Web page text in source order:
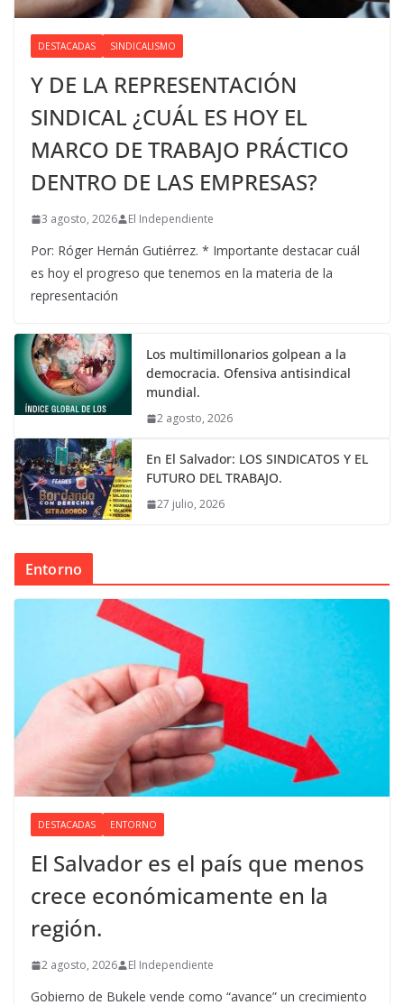
DESTACADAS SINDICALISMO
Y DE LA REPRESENTACIÓN
SINDICAL ¿CUÁL ES HOY EL
MARCO DE TRABAJO PRÁCTICO
DENTRO DE LAS EMPRESAS?
3 agosto, 2026 El Independiente
Por: Róger Hernán Gutiérrez. * Importante destacar cuál
es hoy el progreso que tenemos en la materia de la
representación
Los multimillonarios golpean a la
democracia. Ofensiva antisindical
mundial.
2 agosto, 2026
En El Salvador: LOS SINDICATOS Y EL
FUTURO DEL TRABAJO.
27 julio, 2026
Entorno
DESTACADAS ENTORNO
El Salvador es el país que menos
crece económicamente en la
región.
2 agosto, 2026 El Independiente
Gobierno de Bukele vende como “avance” un crecimiento